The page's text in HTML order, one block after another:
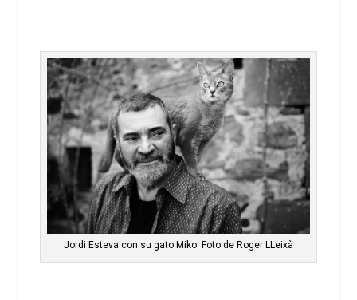
Jordi Esteva con su gato Miko. Foto de Roger LLeixà